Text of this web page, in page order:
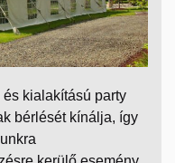
kialakítású party
bérlését kínálja, így